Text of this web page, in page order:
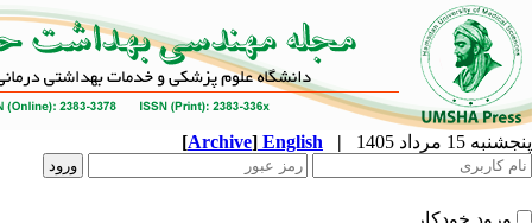
|
English
[ Archive]